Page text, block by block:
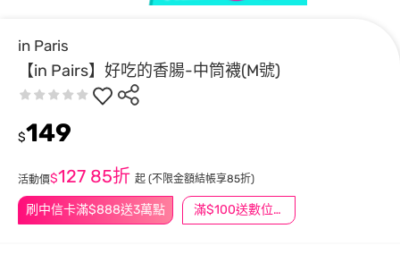
in Paris
【in Pairs】好吃的香腸-中筒襪(M號)
刷中信卡滿$888送3萬點 滿$100送數位印花
$149
活動價$127 85折 起 (不限金額結帳享85折)